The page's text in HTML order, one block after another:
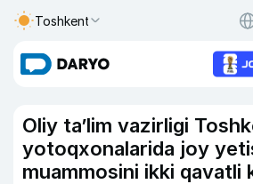
Toshkent
Oliy ta’lim vazirligi
yotoqxonalarida joy
muammosini ikki qavatli